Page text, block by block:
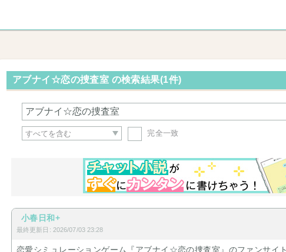
アブナイ☆恋の捜査室 の検索結果(1件)
完全一致
小春日和+
最終更新日: 2026/07/03 23:28
恋愛シミュレーションゲーム『アブナイ☆恋の捜査室』のファンサイト